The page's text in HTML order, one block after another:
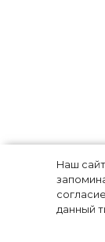
Наш
данный
С